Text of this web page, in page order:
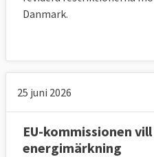
Danmark.
25 juni 2026
EU-kommissionen
energimärkning